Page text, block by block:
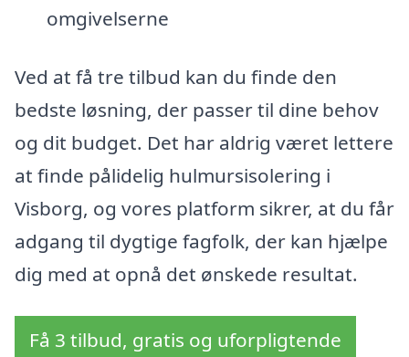
omgivelserne
Ved at få tre tilbud kan du finde den
bedste løsning, der passer til dine behov
og dit budget. Det har aldrig været lettere
at finde pålidelig hulmursisolering i
Visborg, og vores platform sikrer, at du får
adgang til dygtige fagfolk, der kan hjælpe
dig med at opnå det ønskede resultat.
Få 3 tilbud, gratis og uforpligtende